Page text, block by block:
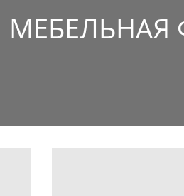
МЕБЕЛЬНАЯ